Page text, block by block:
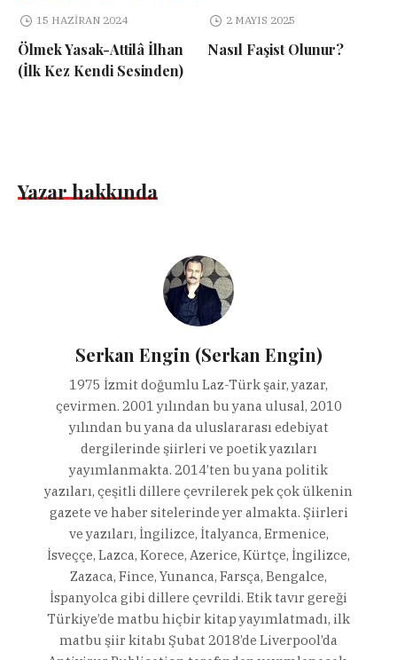
15 HAZIRAN 2024
Ölmek Yasak-Attilâ İlhan
(İlk Kez Kendi Sesinden)
2 MAYIS 2025
Nasıl Faşist Olunur?
Yazar hakkında
Serkan Engin (Serkan Engin)
1975 İzmit doğumlu Laz-Türk şair, yazar,
çevirmen. 2001 yılından bu yana ulusal, 2010
yılından bu yana da uluslararası edebiyat
dergilerinde şiirleri ve poetik yazıları
yayımlanmakta. 2014’ten bu yana politik
yazıları, çeşitli dillere çevrilerek pek çok ülkenin
gazete ve haber sitelerinde yer almakta. Şiirleri
ve yazıları, İngilizce, İtalyanca, Ermenice,
İsveççe, Lazca, Korece, Azerice, Kürtçe, İngilizce,
Zazaca, Fince, Yunanca, Farsça, Bengalce,
İspanyolca gibi dillere çevrildi. Etik tavır gereği
Türkiye’de matbu hiçbir kitap yayımlatmadı, ilk
matbu şiir kitabı Şubat 2018’de Liverpool’da